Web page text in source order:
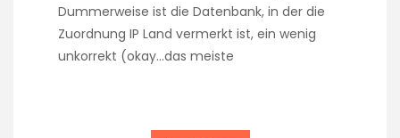
Dummerweise ist die Datenbank, in der die
Zuordnung IP Land vermerkt ist, ein wenig
unkorrekt (okay…das meiste